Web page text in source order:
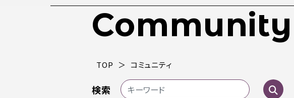
Community
TOP コミュニティ
検索